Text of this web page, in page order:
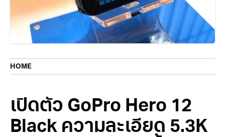
HOME
เปิดตัว GoPro Hero 12
Black ความละเอียด 5.3K